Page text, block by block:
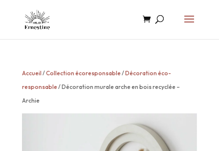
Accueil /Collection écoresponsable/Décoration éco-
responsable/ Décoration murale arche en bois recyclée –
Archie